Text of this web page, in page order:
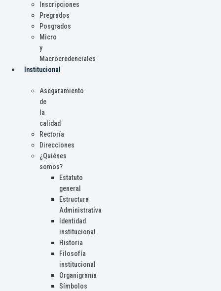
Inscripciones
Pregrados
Posgrados
Micro
y
Macrocredenciales
Institucional
Aseguramiento
de
la
calidad
Rectoría
Direcciones
¿Quiénes
somos?
Estatuto
general
Estructura
Administrativa
Identidad
institucional
Historia
Filosofía
institucional
Organigrama
Símbolos